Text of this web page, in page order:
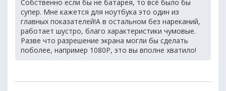
Собственно если бы не батарея, то всё было бы
супер. Мне кажется для ноутбука это один из
главных показателей!А в остальном без нареканий,
работает шустро, благо характеристики чумовые.
Разве что разрешение экрана могли бы сделать
поболее, например 1080Р, это вы вполне хватило!